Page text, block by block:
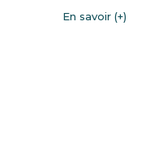
En savoir (+)